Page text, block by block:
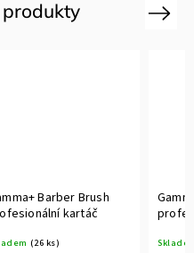
produkty
Barber Brush
kartáč
(26 ks)
Next